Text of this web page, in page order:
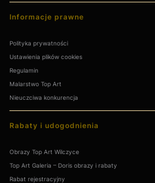
Linki w stopce
Informacje prawne
Polityka prywatności
Ustawienia plików cookies
Regulamin
Malarstwo Top Art
Nieuczciwa konkurencja
Rabaty i udogodnienia
Obrazy Top Art Wilczyce
Top Art Galeria – Doris obrazy i rabaty
Rabat rejestracyjny